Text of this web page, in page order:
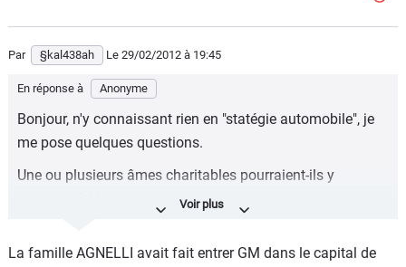
Par §kal438ah Le 29/02/2012 à 19:45
En réponse à Anonyme
Bonjour, n'y connaissant rien en "statégie automobile", je
me pose quelques questions.
Une ou plusieurs âmes charitables pourraient-ils y
indépendance ?
La famille AGNELLI avait fait entrer GM dans le capital de